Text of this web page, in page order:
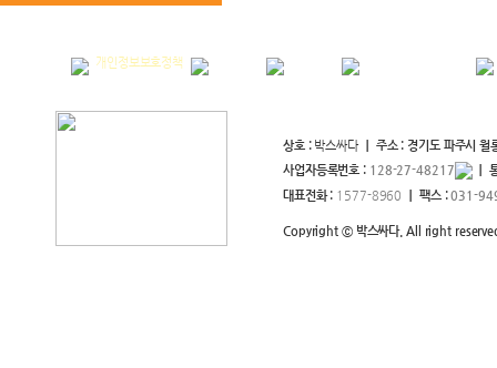
개인정보보호정책
상호 : 박스싸다｜ 주소 : 경기도 파주시 월
사업자등록번호 : 128-27-48217
｜
대표전화 : 1577-8960 ｜ 팩스 :031-
Copyright ⓒ 박스싸다. All right